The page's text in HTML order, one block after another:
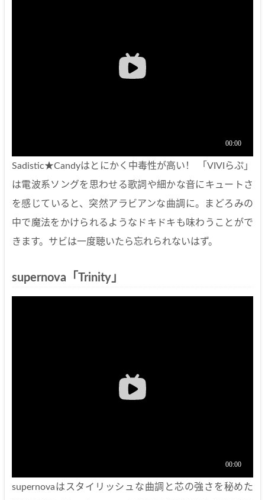
Sadistic★Candyはとにかく中毒性が高い！ 「VIVIらぷ」
は電波系ソングを思わせる歌詞や細かな音にキュートさ
を感じていると、突然アラビアンな曲調に。まどろみの
中で魔法をかけられるようなドキドキも味わうことがで
きます。サビは一度聴いたら忘れられないはず。
supernova「Trinity」
supernovaはスタイリッシュな曲調と芯の強さを秘めた